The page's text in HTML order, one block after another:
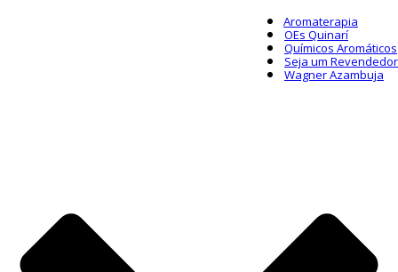
Aromaterapia
OEs Quinarí
Químicos Aromáticos
Seja um Revendedor
Wagner Azambuja